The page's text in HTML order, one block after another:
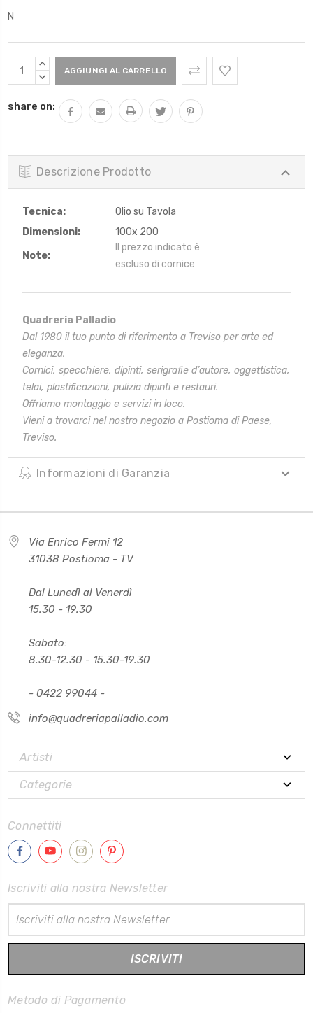
N
Scorta
Attuale:
AUMENTARE
QUANTITÀ:
DIMINUIRE
share on:
Descrizione Prodotto
Tecnica:
Olio su Tavola
Dimensioni:
100x 200
Note:
Il prezzo indicato è
escluso di cornice
Quadreria Palladio
Dal 1980 il tuo punto di riferimento a Treviso per arte ed
eleganza.
Cornici, specchiere, dipinti, serigrafie d’autore, oggettistica,
telai, plastificazioni, pulizia dipinti e restauri.
Offriamo montaggio e servizi in loco.
Vieni a trovarci nel nostro negozio a Postioma di Paese,
Treviso.
Informazioni di Garanzia
Via Enrico Fermi 12
31038 Postioma - TV
Dal Lunedì al Venerdì
15.30 - 19.30
Sabato:
8.30-12.30 - 15.30-19.30
- 0422 99044 -
info@quadreriapalladio.com
Artisti
Categorie
Connettiti
Iscriviti alla nostra Newsletter
Email
Metodo di Pagamento